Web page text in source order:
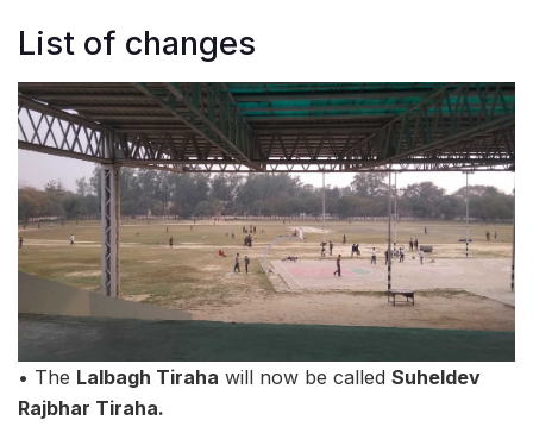
List of changes
• The Lalbagh Tiraha will now be called Suheldev
Rajbhar Tiraha.